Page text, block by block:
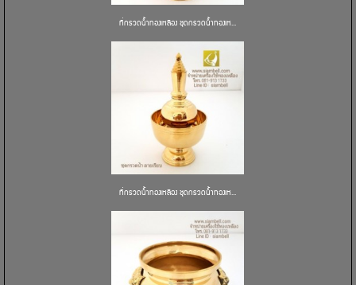
ที่กรวดน้ำทองเหลือง ชุดกรวดน้ำทองเห...
ที่กรวดน้ำทองเหลือง ชุดกรวดน้ำทองเห...